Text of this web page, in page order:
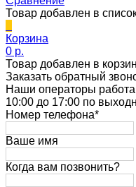
Товар добавлен в
Корзина
0 p.
Товар добавлен в
Заказать обратный
Наши операторы
10:00 до 17:00 по
Номер телефона*
Ваше имя
Когда вам позвонить?